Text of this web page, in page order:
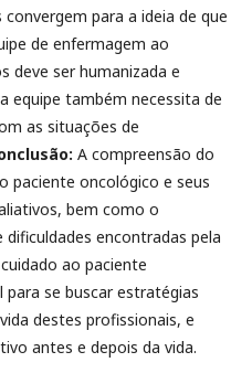
para a ideia de que
de enfermagem ao
deve ser humanizada e
equipe também necessita de
as situações de
A compreensão do
paciente oncológico e seus
bem como o
encontradas pela
ao paciente
se buscar estratégias
destes profissionais, e
antes e depois da vida.